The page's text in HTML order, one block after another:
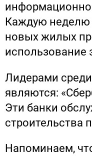
Каждую неделю
новых жилых
использование
Лидерами
являются:
Эти банки
строительства
Напоминаем,